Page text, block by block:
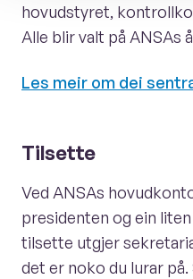
hovudstyret,
Alle blir valt på ANSAs
Les meir om dei
Tilsette
Ved ANSAs
presidenten og ein
tilsette utgjer
det er noko du lurar